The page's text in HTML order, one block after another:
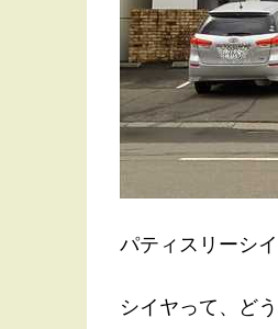
パティスリーシ
シイヤって、ど